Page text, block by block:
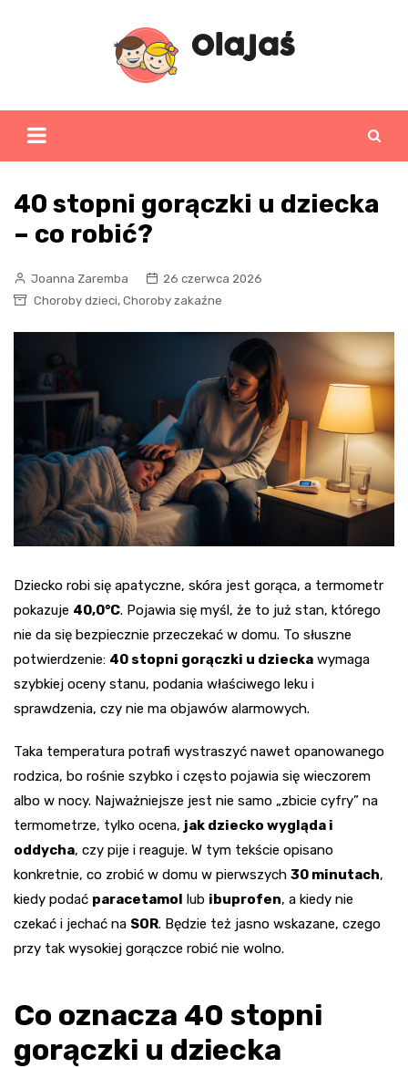
40 stopni gorączki u dziecka
– co robić?
Joanna Zaremba
26 czerwca 2026
Choroby dzieci, Choroby zakaźne
Dziecko robi się apatyczne, skóra jest gorąca, a termometr
pokazuje 40,0°C. Pojawia się myśl, że to już stan, którego
nie da się bezpiecznie przeczekać w domu. To słuszne
potwierdzenie: 40 stopni gorączki u dziecka wymaga
szybkiej oceny stanu, podania właściwego leku i
sprawdzenia, czy nie ma objawów alarmowych.
Taka temperatura potrafi wystraszyć nawet opanowanego
rodzica, bo rośnie szybko i często pojawia się wieczorem
albo w nocy. Najważniejsze jest nie samo „zbicie cyfry” na
termometrze, tylko ocena, jak dziecko wygląda i
oddycha, czy pije i reaguje. W tym tekście opisano
konkretnie, co zrobić w domu w pierwszych 30 minutach,
kiedy podać paracetamol lub ibuprofen, a kiedy nie
czekać i jechać na SOR. Będzie też jasno wskazane, czego
przy tak wysokiej gorączce robić nie wolno.
Co oznacza 40 stopni
gorączki u dziecka